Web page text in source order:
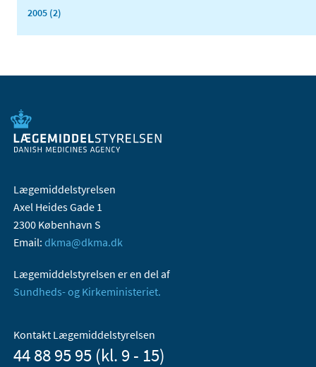
2005 (2)
Lægemiddelstyrelsen
Axel Heides Gade 1
2300 København S
Email: dkma@dkma.dk
Lægemiddelstyrelsen er en del af
Sundheds- og Kirkeministeriet.
Kontakt Lægemiddelstyrelsen
44 88 95 95 (kl. 9 - 15)